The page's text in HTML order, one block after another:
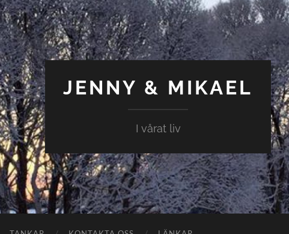
JENNY & MIKAEL
I vårat liv